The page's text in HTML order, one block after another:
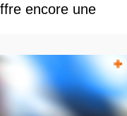
encore une